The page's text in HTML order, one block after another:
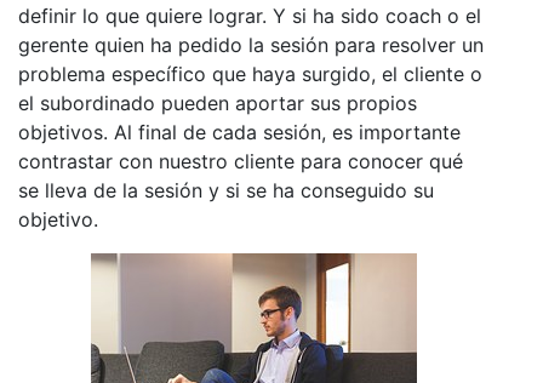
definir lo que quiere lograr. Y si ha sido coach o el
gerente quien ha pedido la sesión para resolver un
problema específico que haya surgido, el cliente o
el subordinado pueden aportar sus propios
objetivos. Al final de cada sesión, es importante
contrastar con nuestro cliente para conocer qué
se lleva de la sesión y si se ha conseguido su
objetivo.